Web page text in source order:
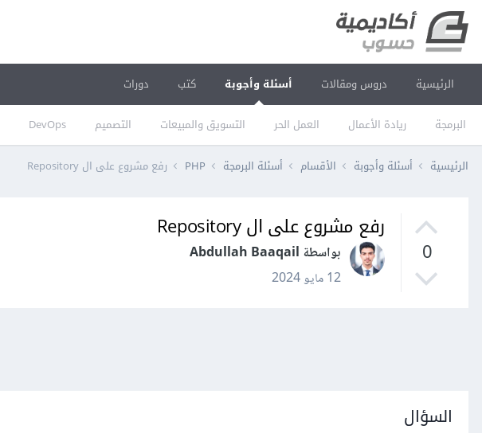
الرئيسية دروس ومقالات أسئلة وأجوبة
البرمجة ريادة الأعمال العمل الحر التسويق والمبيعات التصميم DevOps
كتب دورات
الرئيسية أسئلة وأجوبة الأقسام أسئلة البرمجة PHP رفع مشروع على ال Repository
0
رفع مشروع على ال Repository
بواسطة Abdullah Baaqail
12 مايو 2024
السؤال